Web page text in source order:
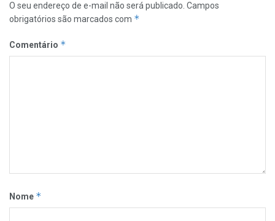
O seu endereço de e-mail não será publicado. Campos
obrigatórios são marcados com *
Comentário *
Nome *